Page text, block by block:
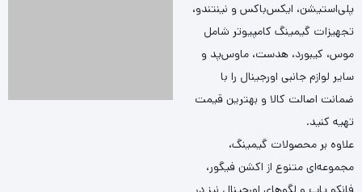
پلی‌استیشن، ایکس‌باکس و نینتندو،
تجهیزات گیمینگ کامپیوتر شامل
موس، کیبورد، هدست، ماوس‌پد و
سایر لوازم جانبی اورجینال را با
ضمانت اصالت کالا و بهترین قیمت
تهیه کنید.
علاوه بر محصولات گیمینگ،
مجموعه‌ای متنوع از اکشن فیگور،